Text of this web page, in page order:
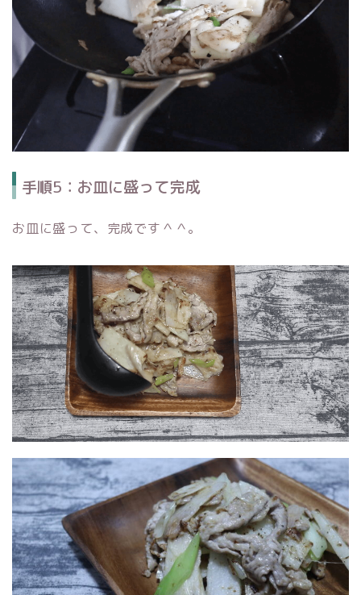
手順5：お皿に盛って完成
お皿に盛って、完成です＾＾。